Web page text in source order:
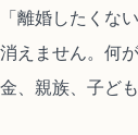
「離婚したくな
消えません。何
金、親族、子ど